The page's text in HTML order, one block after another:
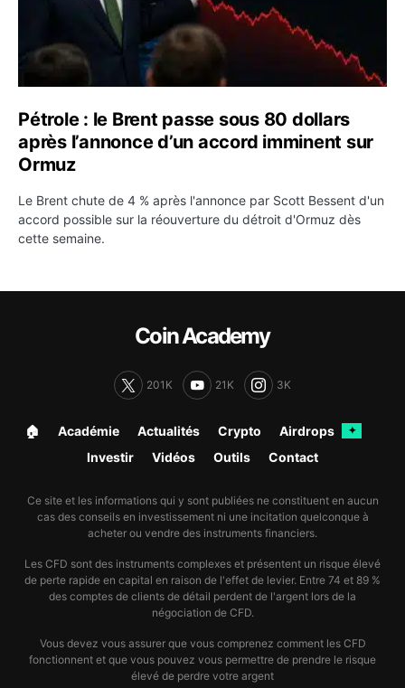
Pétrole : le Brent passe sous 80 dollars
après l’annonce d’un accord imminent sur
Ormuz
Le Brent chute de 4 % après l'annonce par Scott Bessent d'un
accord possible sur la réouverture du détroit d'Ormuz dès
cette semaine.
Coin Academy
201K 21K 3K
🏠︎ Académie Actualités Crypto Airdrops ✦
Investir Vidéos Outils Contact
Ce site et les informations qui y sont publiées ne constituent en aucun
cas des conseils en investissement ni une incitation quelconque à
acheter ou vendre des instruments financiers.
Les CFD sont des instruments complexes et présentent un risque élevé
de perte rapide en capital en raison de l'effet de levier. Entre 74 et 89 %
des comptes de clients de détail perdent de l'argent lors de la
négociation de CFD.
Vous devez vous assurer que vous comprenez comment les CFD
fonctionnent et que vous pouvez vous permettre de prendre le risque
élevé de perdre votre argent